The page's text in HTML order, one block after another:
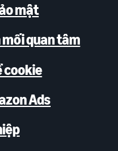
mật
quan tâm
cookie
Ads